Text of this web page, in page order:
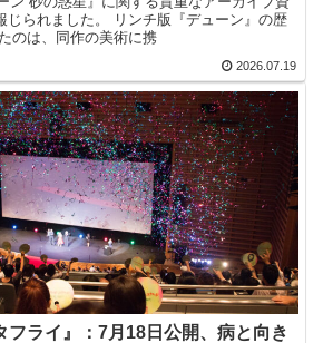
じられました。 リンチ版『デューン』の歴
のは、同作の美術に携
2026.07.19
フライ』：7月18日公開、病と向き